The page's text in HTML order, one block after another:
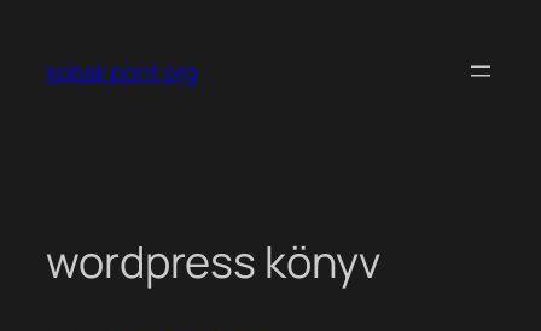
tartalomhoz
kobak pont org
wordpress könyv